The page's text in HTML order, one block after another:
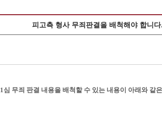
피고측 형사 무죄판결을 배척해야 합니다.
1심 무죄 판결 내용을 배척할 수 있는 내용이 아래와 같